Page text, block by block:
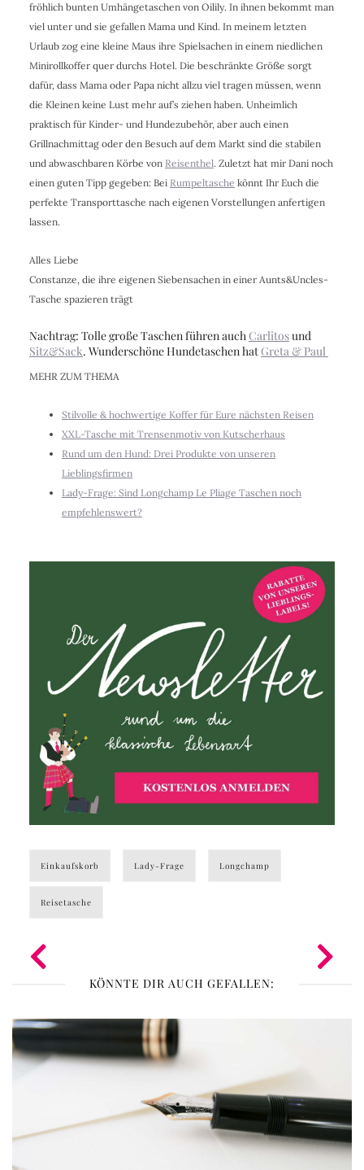
fröhlich bunten Umhängetaschen von Oilily. In ihnen bekommt man
viel unter und sie gefallen Mama und Kind. In meinem letzten
Urlaub zog eine kleine Maus ihre Spielsachen in einem niedlichen
Minirollkoffer quer durchs Hotel. Die beschränkte Größe sorgt
dafür, dass Mama oder Papa nicht allzu viel tragen müssen, wenn
die Kleinen keine Lust mehr auf’s ziehen haben. Unheimlich
praktisch für Kinder- und Hundezubehör, aber auch einen
Grillnachmittag oder den Besuch auf dem Markt sind die stabilen
und abwaschbaren Körbe von Reisenthel. Zuletzt hat mir Dani noch
einen guten Tipp gegeben: Bei Rumpeltasche könnt Ihr Euch die
perfekte Transporttasche nach eigenen Vorstellungen anfertigen
lassen.
Alles Liebe
Constanze, die ihre eigenen Siebensachen in einer Aunts&Uncles-
Tasche spazieren trägt
Nachtrag: Tolle große Taschen führen auchCarlitosund
Sitz&Sack. Wunderschöne Hundetaschen hatGreta & Paul
MEHR ZUM THEMA
Stilvolle & hochwertige Koffer für Eure nächsten Reisen
XXL-Tasche mit Trensenmotiv von Kutscherhaus
Rund um den Hund: Drei Produkte von unseren
Lieblingsfirmen
Lady-Frage: Sind Longchamp Le Pliage Taschen noch
empfehlenswert?
Einkaufskorb Lady-Frage Longchamp
Reisetasche
KÖNNTE DIR AUCH GEFALLEN: